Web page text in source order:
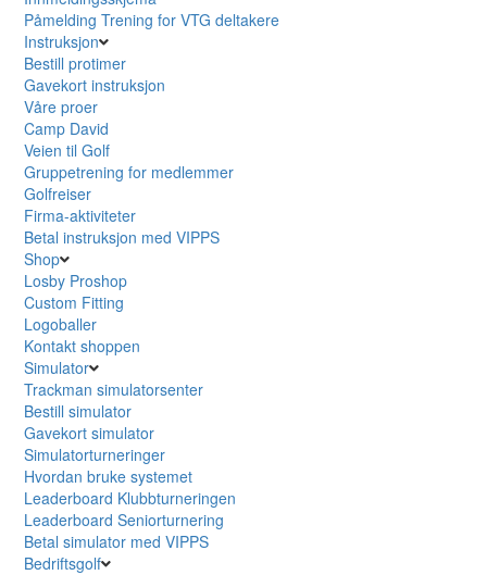
Påmelding Trening for VTG deltakere
Instruksjon
Bestill protimer
Gavekort instruksjon
Våre proer
Camp David
Veien til Golf
Gruppetrening for medlemmer
Golfreiser
Firma-aktiviteter
Betal instruksjon med VIPPS
Shop
Losby Proshop
Custom Fitting
Logoballer
Kontakt shoppen
Simulator
Trackman simulatorsenter
Bestill simulator
Gavekort simulator
Simulatorturneringer
Hvordan bruke systemet
Leaderboard Klubbturneringen
Leaderboard Seniorturnering
Betal simulator med VIPPS
Bedriftsgolf